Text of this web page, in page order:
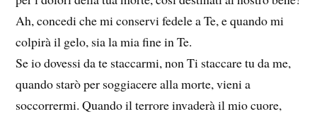
Ah, concedi che mi conservi fedele a Te, e quando mi
colpirà il gelo, sia la mia fine in Te.
Se io dovessi da te staccarmi, non Ti staccare tu da me,
quando starò per soggiacere alla morte, vieni a
soccorrermi. Quando il terrore invaderà il mio cuore,